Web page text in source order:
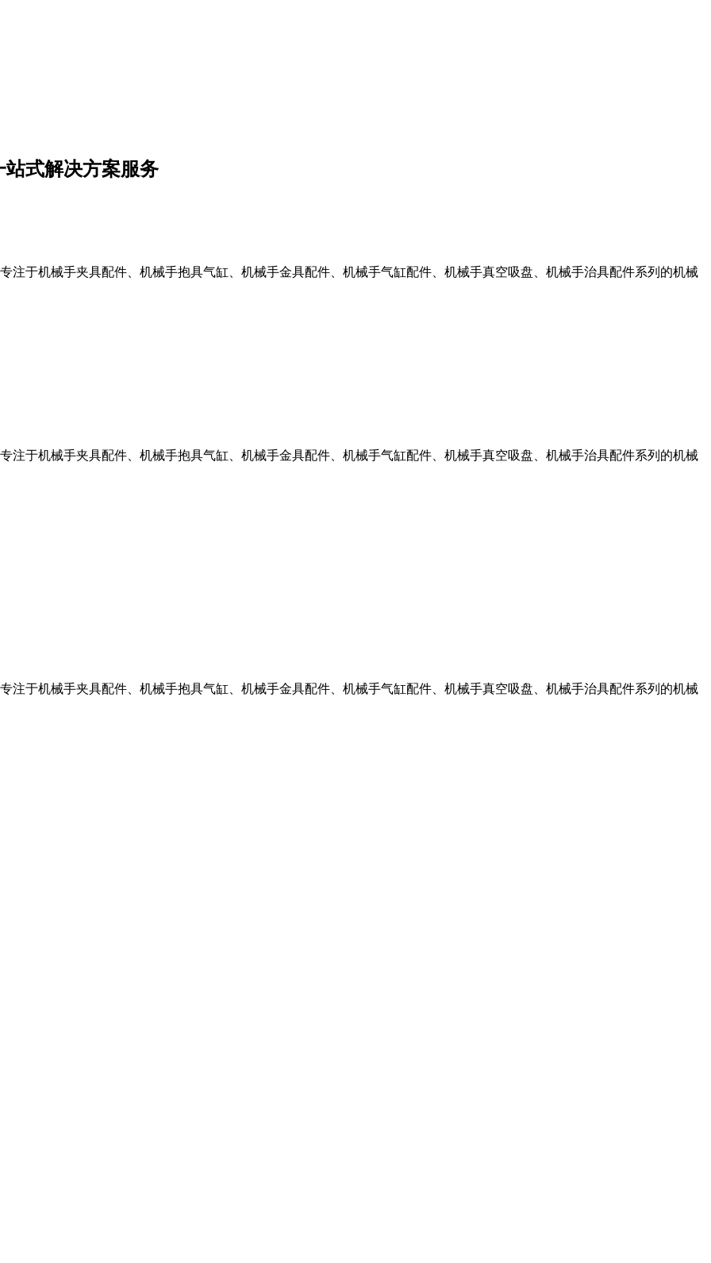
式解决方案服务
注于机械手夹具配件、机械手抱具气缸、机械手金具配件、机械手气缸配件、机械手真空吸盘、机械手治具配件系列的机械
注于机械手夹具配件、机械手抱具气缸、机械手金具配件、机械手气缸配件、机械手真空吸盘、机械手治具配件系列的机械
注于机械手夹具配件、机械手抱具气缸、机械手金具配件、机械手气缸配件、机械手真空吸盘、机械手治具配件系列的机械